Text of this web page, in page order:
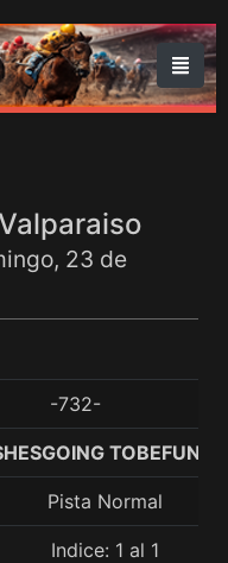
23 de
-732-
TOBEFUN,
Pista Normal
Indice: 1 al 1